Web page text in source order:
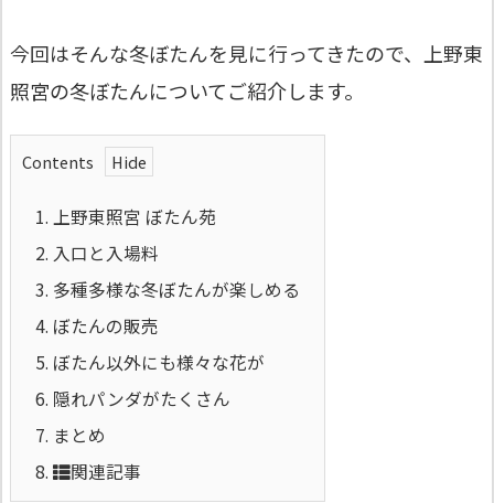
今回はそんな冬ぼたんを見に行ってきたので、上野東
照宮の冬ぼたんについてご紹介します。
Contents
1. 上野東照宮 ぼたん苑
2. 入口と入場料
3. 多種多様な冬ぼたんが楽しめる
4. ぼたんの販売
5. ぼたん以外にも様々な花が
6. 隠れパンダがたくさん
7. まとめ
8.
関連記事